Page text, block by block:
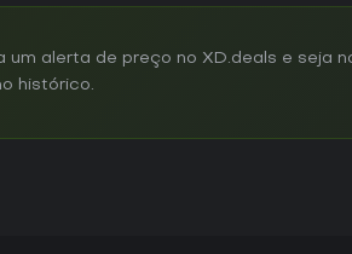
alerta de preço no XD.deals e seja
histórico.